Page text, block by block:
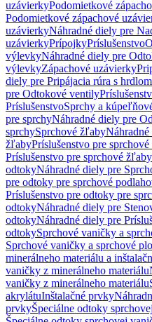
uzávierkyPodomietkové
Podomietkové zápachové
uzávierkyNáhradné diely pre
uzávierkyPrípojkyPríslušenstvo
výlevkyNáhradné diely pre
výlevkyZápachové uzávierky
diely pre Pripájacia rúra s hrdlom
pre Odtokové ventily
PríslušenstvoSprchy a
pre sprchyNáhradné diely pre
sprchySprchové žľaby
žľabyPríslušenstvo pre
Príslušenstvo pre sprchové žľaby
odtokyNáhradné diely pre
pre odtoky pre sprchové
Príslušenstvo pre odtoky pre
odtokyNáhradné diely pre
odtokyNáhradné diely pre
odtokySprchové vaničky a
Sprchové vaničky a sprchové
minerálneho materiálu a
vaničky z minerálneho materiálu
vaničky z minerálneho materiálu
akrylátuInštalačné prvky
prvkyŠpeciálne odtoky